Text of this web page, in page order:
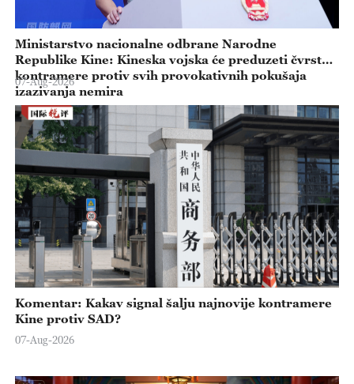
Ministarstvo nacionalne odbrane Narodne
Republike Kine: Kineska vojska će preduzeti čvrste
kontramere protiv svih provokativnih pokušaja
izazivanja nemira
07-Aug-2026
Komentar: Kakav signal šalju najnovije kontramere
Kine protiv SAD?
07-Aug-2026